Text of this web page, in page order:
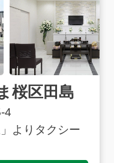
桜区田島
4
よりタクシー